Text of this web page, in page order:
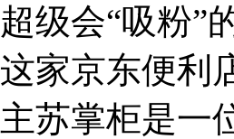
超级会“吸粉”
这家京东便利
主苏掌柜是一